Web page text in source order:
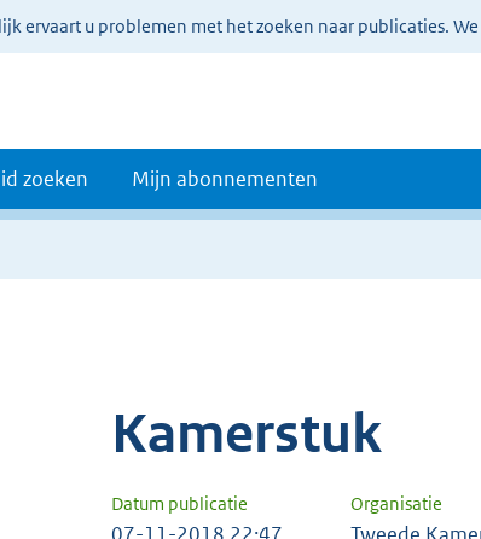
ervaart u problemen met het zoeken naar publicaties.
zoeken Mijn abonnementen
Kamerstuk
Datum publicatie Organisatie